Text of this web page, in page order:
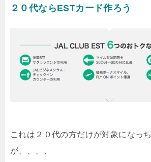
２０代ならESTカード作ろう
これは２０代の方だけが対象になっ
が、、、、